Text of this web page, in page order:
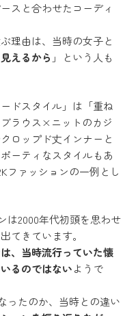
スと合わせたコーディ
理由は、当時の女子と
えるから 」という人も
ドスタイル」は「重ね
ラウス×ニットのカジ
ロップド丈インナーと
ーティなスタイルもあ
ファッションの一例とし
は2000年代初頭を思わせ
てきています。
、当時流行っていた懐
るのではないようで
ったのか、当時との違い